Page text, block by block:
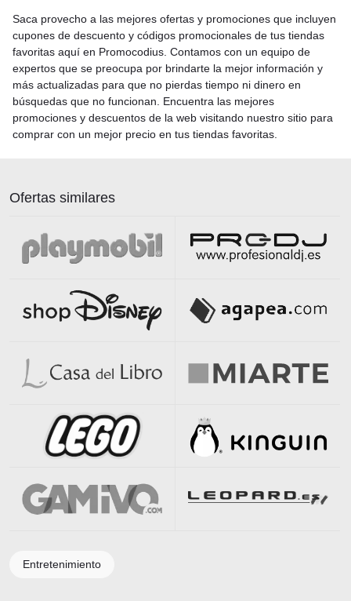
Saca provecho a las mejores ofertas y promociones que incluyen
cupones de descuento y códigos promocionales de tus tiendas
favoritas aquí en Promocodius. Contamos con un equipo de
expertos que se preocupa por brindarte la mejor información y
más actualizadas para que no pierdas tiempo ni dinero en
búsquedas que no funcionan. Encuentra las mejores
promociones y descuentos de la web visitando nuestro sitio para
comprar con un mejor precio en tus tiendas favoritas.
Ofertas similares
Entretenimiento